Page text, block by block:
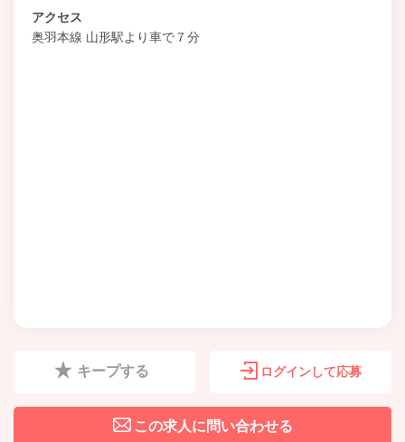
アクセス
奥羽本線 山形駅より車で７分
キープする ログインして応募
この求人に問い合わせる